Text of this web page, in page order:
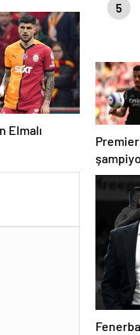
Elmalı
5
Premier
kalan
takıldı